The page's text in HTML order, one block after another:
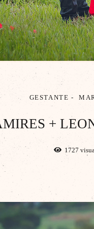
GESTANTE
+
1727